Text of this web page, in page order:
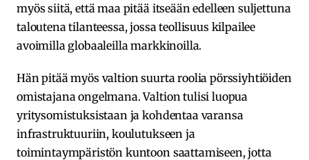
myös siitä, että maa pitää itseään edelleen suljettuna
taloutena tilanteessa, jossa teollisuus kilpailee
avoimilla globaaleilla markkinoilla.
Hän pitää myös valtion suurta roolia pörssiyhtiöiden
omistajana ongelmana. Valtion tulisi luopua
yritysomistuksistaan ja kohdentaa varansa
infrastruktuuriin, koulutukseen ja
toimintaympäristön kuntoon saattamiseen, jotta